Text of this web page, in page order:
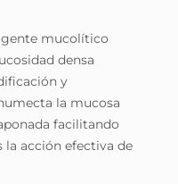
mucolítico
densa
y
la mucosa
facilitando
la acción efectiva de